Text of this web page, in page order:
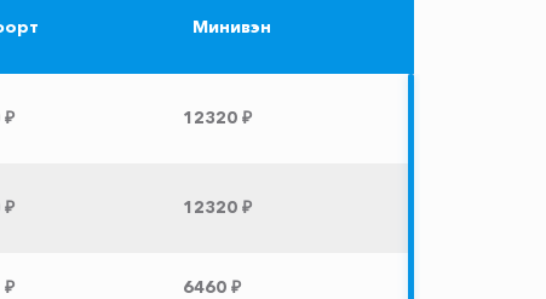
Минивэн
₽ 12320 ₽
₽ 12320 ₽
₽ 6460 ₽